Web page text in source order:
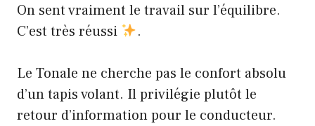
On sent vraiment le travail sur l’équilibre.
C’est très réussi
.
Le Tonale ne cherche pas le confort absolu
d’un tapis volant. Il privilégie plutôt le
retour d’information pour le conducteur.